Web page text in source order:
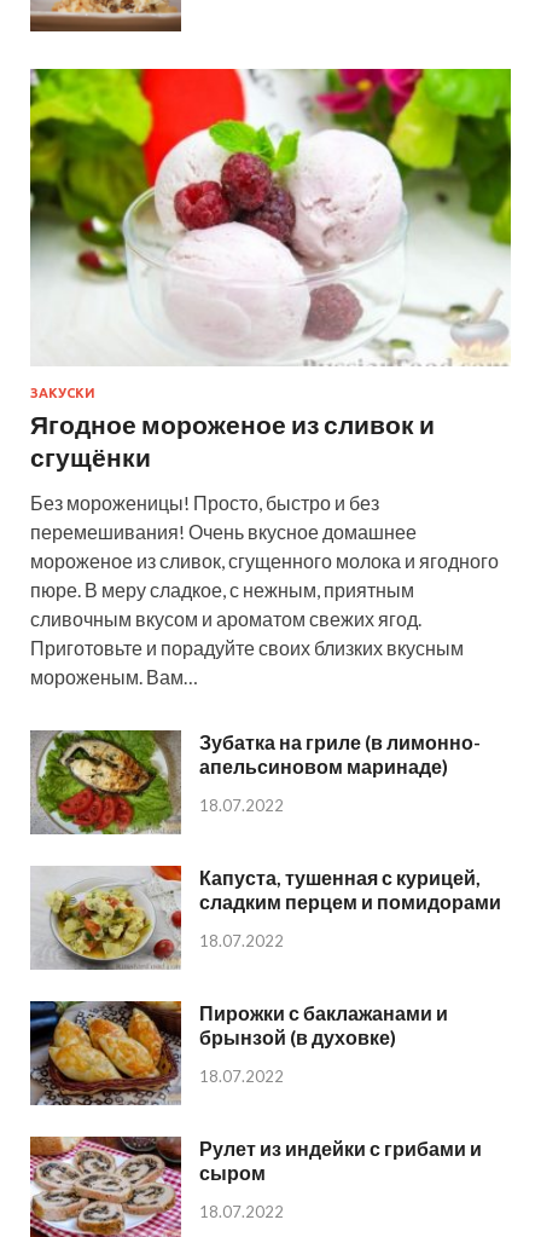
ЗАКУСКИ
Ягодное мороженое из сливок и
сгущёнки
Без мороженицы! Просто, быстро и без
перемешивания! Очень вкусное домашнее
мороженое из сливок, сгущенного молока и ягодного
пюре. В меру сладкое, с нежным, приятным
сливочным вкусом и ароматом свежих ягод.
Приготовьте и порадуйте своих близких вкусным
мороженым. Вам…
Зубатка на гриле (в лимонно-
апельсиновом маринаде)
18.07.2022
Капуста, тушенная с курицей,
сладким перцем и помидорами
18.07.2022
Пирожки с баклажанами и
брынзой (в духовке)
18.07.2022
Рулет из индейки с грибами и
сыром
18.07.2022